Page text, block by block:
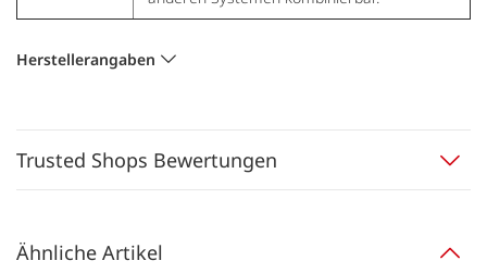
Herstellerangaben
Trusted Shops Bewertungen
Ähnliche Artikel